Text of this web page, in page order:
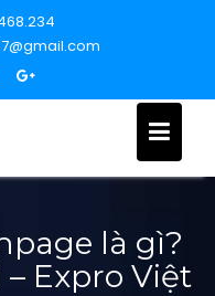
là gì?
Expro Việt